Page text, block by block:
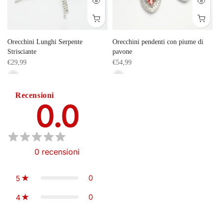
Orecchini Lunghi Serpente
Strisciante
€29,99
Orecchini pendenti con piume di
pavone
€54,99
Recensioni
0.0
0 recensioni
5 0
4 0